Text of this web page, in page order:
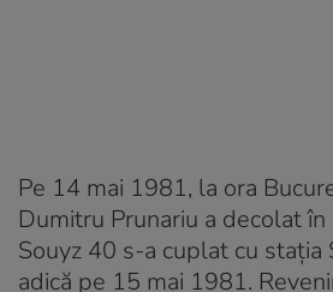
Pe 14 mai 1981, la ora
Dumitru Prunariu a decolat în
Souyz 40 s-a cuplat cu stația
adică pe 15 mai 1981.